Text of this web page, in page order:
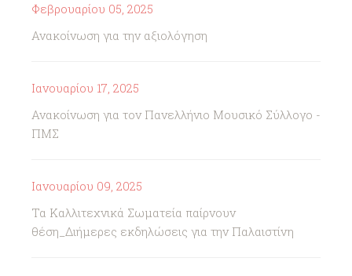
Φεβρουαρίου 05, 2025
Ανακοίνωση για την αξιολόγηση
Ιανουαρίου 17, 2025
Ανακοίνωση για τον Πανελλήνιο Μουσικό Σύλλογο -
ΠΜΣ
Ιανουαρίου 09, 2025
Τα Καλλιτεχνικά Σωματεία παίρνουν
θέση_Διήμερες εκδηλώσεις για την Παλαιστίνη